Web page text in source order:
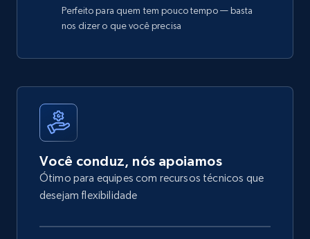
Perfeito para quem tem pouco tempo — basta
nos dizer o que você precisa
Você conduz, nós apoiamos
Ótimo para equipes com recursos técnicos que
desejam flexibilidade